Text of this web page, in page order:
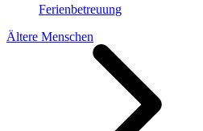
Ferienbetreuung
Ältere Menschen